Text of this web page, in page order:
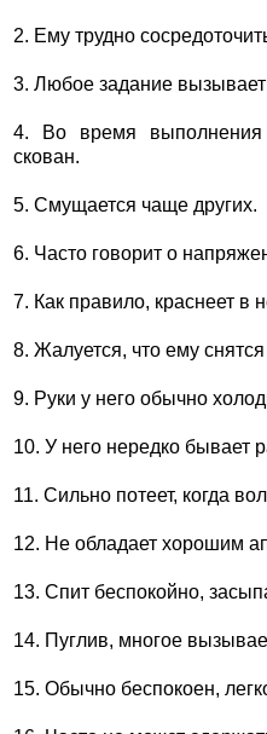
2. Ему трудно
3. Любое задание
4. Во время выполнения
скован.
5. Смущается чаще других.
6. Часто говорит о
7. Как правило, краснеет в
8. Жалуется, что ему
9. Руки у него обычно
10. У него нередко бывает
11. Сильно потеет, когда
12. Не обладает хорошим
13. Спит беспокойно,
14. Пуглив, многое
15. Обычно беспокоен,